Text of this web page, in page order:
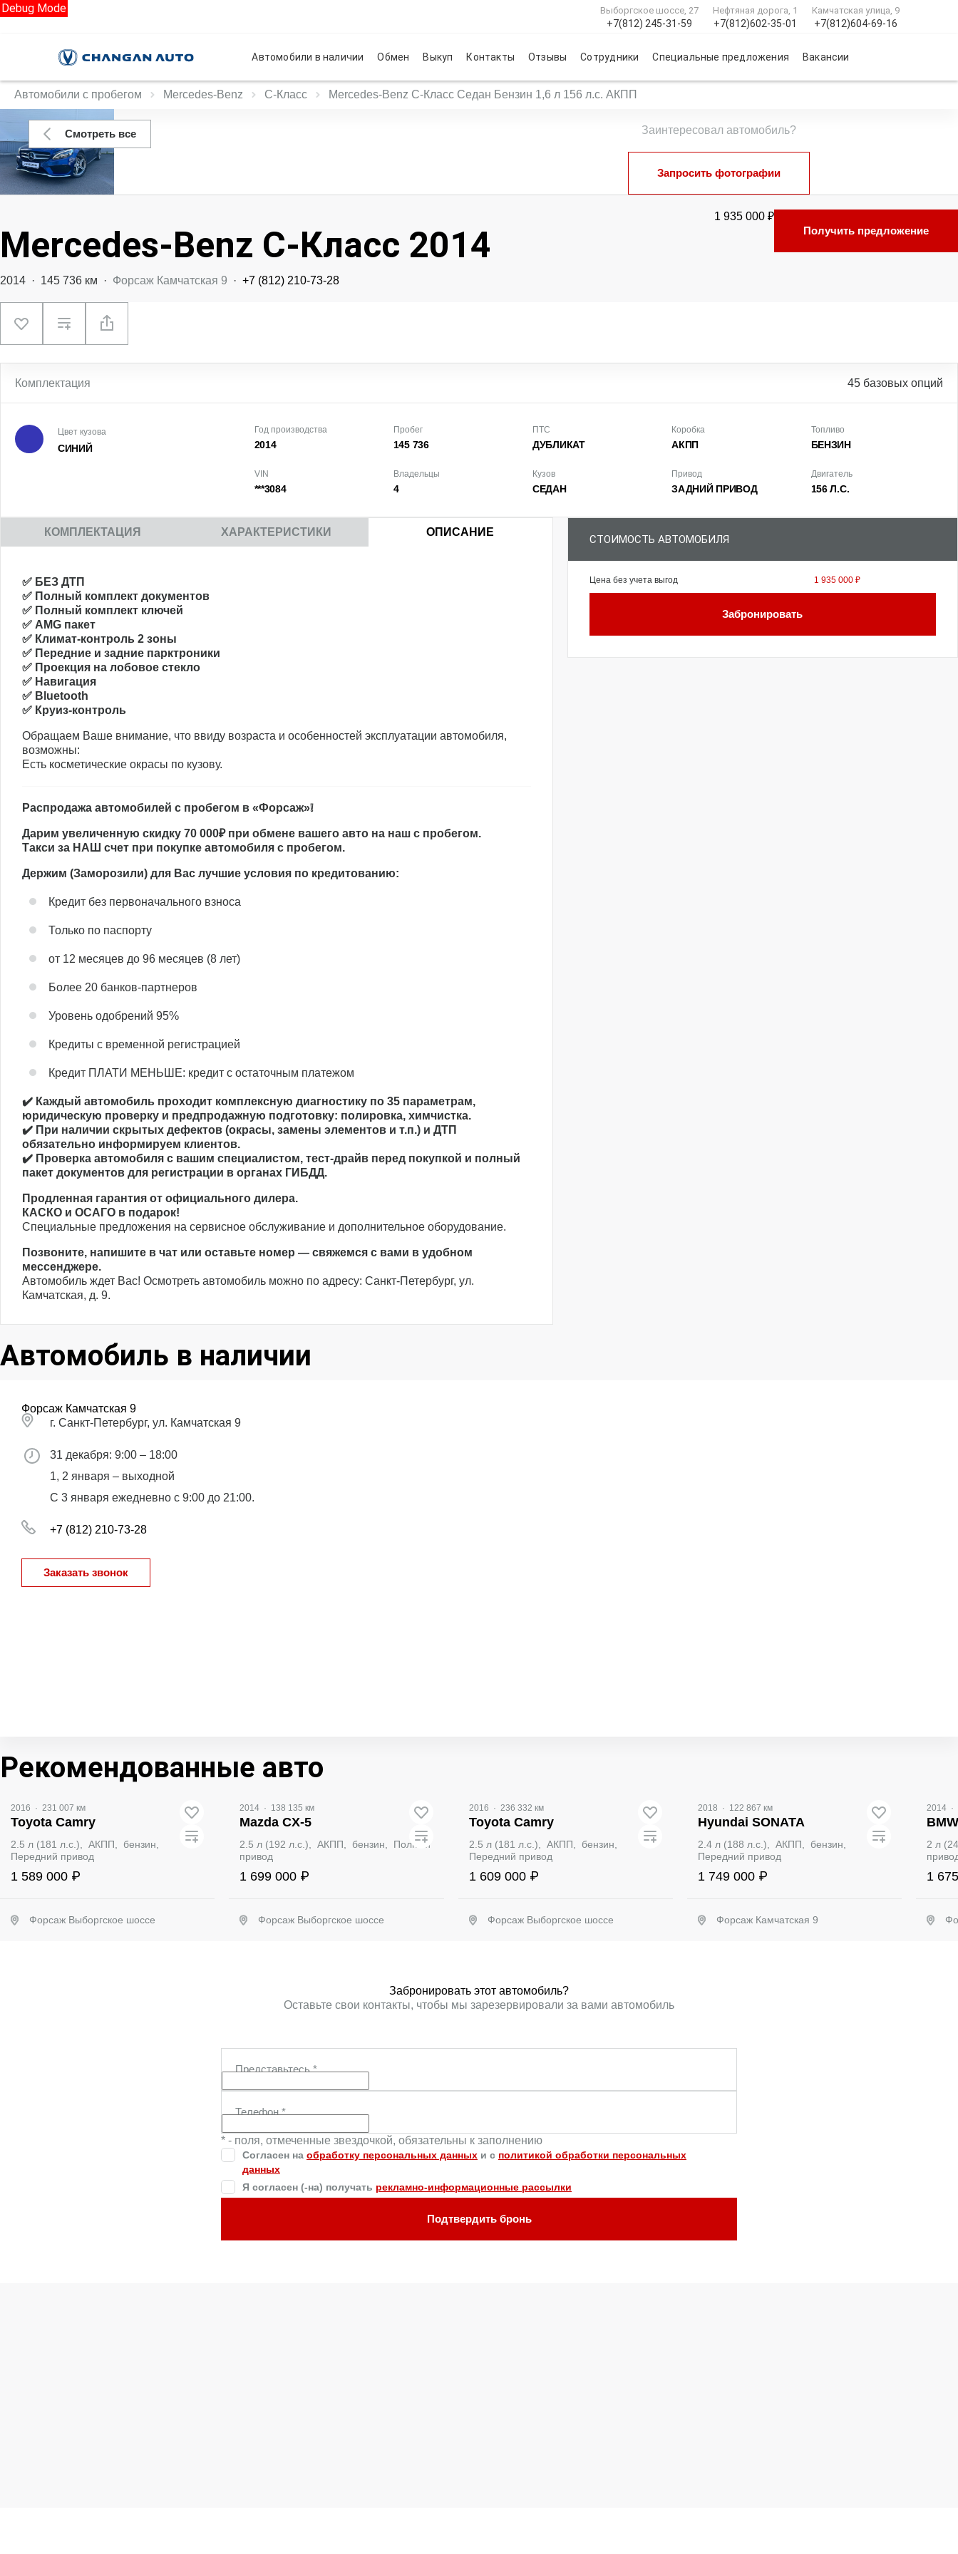
Debug Mode
+7(812) 245-31-59
Выборгское шоссе, 27
+7(812)602-35-01
Нефтяная дорога, 1
+7(812)604-69-16
Камчатская улица, 9
Автомобили в наличии Обмен Выкуп Контакты Отзывы Сотрудники Специальные предложения Вакансии
Автомобили с пробегом Mercedes‑Benz C-Класс Mercedes‑Benz C-Класс Седан Бензин 1,6 л 156 л.с. АКПП
Смотреть все Заинтересовал автомобиль?
Запросить фотографии
Mercedes‑Benz C-Класс 2014
1 935 000 ₽
2014 · 145 736 км · Форсаж Камчатская 9 · +7 (812) 210-73-28
Получить предложение
Комплектация 45 базовых опций
Цвет кузова
СИНИЙ
Год производства
2014
Пробег
145 736
ПТС
ДУБЛИКАТ
Коробка
АКПП
Топливо
БЕНЗИН
VIN
***3084
Владельцы
4
Кузов
СЕДАН
Привод
ЗАДНИЙ ПРИВОД
Двигатель
156 Л.С.
КОМПЛЕКТАЦИЯ ХАРАКТЕРИСТИКИ ОПИСАНИЕ
✅ БЕЗ ДТП
✅ Полный комплект документов
✅ Полный комплект ключей
✅ AMG пакет
✅ Климат-контроль 2 зоны
✅ Передние и задние парктроники
✅ Проекция на лобовое стекло
✅ Навигация
✅ Bluetooth
✅ Круиз-контроль
Обращаем Ваше внимание, что ввиду возраста и особенностей эксплуатации автомобиля,
возможны:
Есть косметические окрасы по кузову.
Распродажа автомобилей с пробегом в «Форсаж»❕
Дарим увеличенную скидку 70 000₽ при обмене вашего авто на наш с пробегом.
Такси за НАШ счет при покупке автомобиля с пробегом.
Держим (Заморозили) для Вас лучшие условия по кредитованию:
Кредит без первоначального взноса
Только по паспорту
от 12 месяцев до 96 месяцев (8 лет)
Более 20 банков-партнеров
Уровень одобрений 95%
Кредиты с временной регистрацией
Кредит ПЛАТИ МЕНЬШЕ: кредит с остаточным платежом
✔️ Каждый автомобиль проходит комплексную диагностику по 35 параметрам,
юридическую проверку и предпродажную подготовку: полировка, химчистка.
✔️ При наличии скрытых дефектов (окрасы, замены элементов и т.п.) и ДТП
обязательно информируем клиентов.
✔️ Проверка автомобиля с вашим специалистом, тест-драйв перед покупкой и полный
пакет документов для регистрации в органах ГИБДД.
Продленная гарантия от официального дилера.
КАСКО и ОСАГО в подарок!
Специальные предложения на сервисное обслуживание и дополнительное оборудование.
Позвоните, напишите в чат или оставьте номер — свяжемся с вами в удобном
мессенджере.
Автомобиль ждет Вас! Осмотреть автомобиль можно по адресу: Санкт-Петербург, ул.
Камчатская, д. 9.
СТОИМОСТЬ АВТОМОБИЛЯ
Цена без учета выгод 1 935 000 ₽
Забронировать
Автомобиль в наличии
Форсаж Камчатская 9
г. Санкт-Петербург, ул. Камчатская 9
31 декабря: 9:00 – 18:00
1, 2 января – выходной
С 3 января ежедневно с 9:00 до 21:00.
+7 (812) 210-73-28
Заказать звонок
Рекомендованные авто
2016 · 231 007 км
Toyota Camry
2.5 л (181 л.с.), АКПП, бензин,
Передний привод
1 589 000 ₽
Форсаж Выборгское шоссе
2014 · 138 135 км
Mazda CX-5
2.5 л (192 л.с.), АКПП, бензин, Полный
привод
1 699 000 ₽
Форсаж Выборгское шоссе
2016 · 236 332 км
Toyota Camry
2.5 л (181 л.с.), АКПП, бензин,
Передний привод
1 609 000 ₽
Форсаж Выборгское шоссе
2018 · 122 867 км
Hyundai SONATA
2.4 л (188 л.с.), АКПП, бензин,
Передний привод
1 749 000 ₽
Форсаж Камчатская 9
2014 ·
2 л
1
Забронировать этот автомобиль?
Оставьте свои контакты, чтобы мы зарезервировали за вами автомобиль
Представьтесь*
Телефон*
* - поля, отмеченные звездочкой, обязательны к заполнению
Согласен на обработку персональных данных и c политикой обработки персональных
данных
Я согласен (-на) получать рекламно-информационные рассылки
Подтвердить бронь